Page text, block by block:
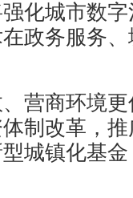
化城市数
政务服务
商环境更
制改革，推
城镇化基